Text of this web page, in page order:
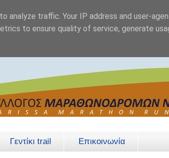
Γεντίκι trail Επικοινωνία
analyze traffic. Your IP address and user-
to ensure quality of service, generate